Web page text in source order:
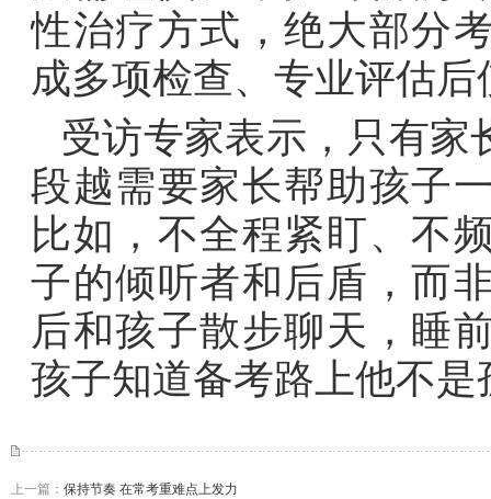
性治疗方式，绝大部分
成多项检查、专业评估
受访专家表示，只有家
段越需要家长帮助孩子
比如，不全程紧盯、不
子的倾听者和后盾，而
后和孩子散步聊天，睡
孩子知道备考路上他不
上一篇： 保持节奏 在常考重难点上发力